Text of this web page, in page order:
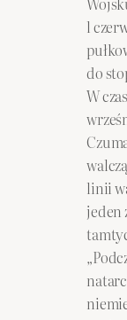
l
do
W
linii
jeden